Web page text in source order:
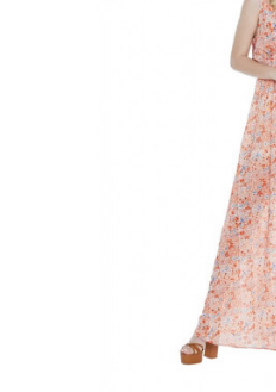
compras
Glispe
Mulher